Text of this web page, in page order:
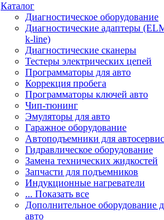
Каталог
Диагностическое оборудование
Диагностические адаптеры
k-line)
Диагностические сканеры
Тестеры электрических цепей
Программаторы для авто
Коррекция пробега
Программаторы ключей авто
Чип-тюнинг
Эмуляторы для авто
Гаражное оборудование
Автоподъемники для
Гидравлическое оборудование
Замена технических жидкостей
Запчасти для подъемников
Индукционные нагреватели
... Показать все
Дополнительное оборудование
авто